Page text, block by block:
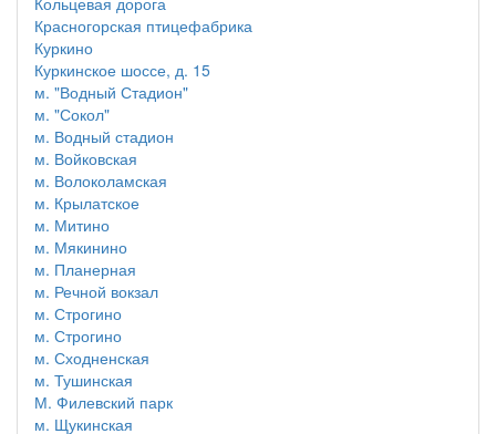
Красногорская птицефабрика
Куркино
Куркинское шоссе, д. 15
м. "Водный Стадион"
м. "Сокол"
м. Водный стадион
м. Войковская
м. Волоколамская
м. Крылатское
м. Митино
м. Мякинино
м. Планерная
м. Речной вокзал
м. Строгино
м. Строгино
м. Сходненская
м. Тушинская
М. Филевский парк
м. Щукинская